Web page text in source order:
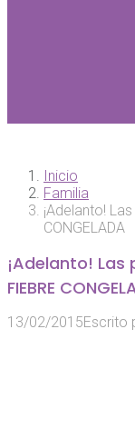
Inicio
Familia
¡Adelanto!
CONGELADA
¡Adelanto! Las
FIEBRE
13/02/2015Escrito